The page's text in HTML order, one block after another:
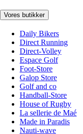
Vores butikker
Daily Bikers
Direct Running
Direct-Volley
Espace Golf
Foot-Store
Galop Store
Golf and co
Handball-Store
House of Rugby
La sellerie de Maé
Made in Paradis
Nauti-wave